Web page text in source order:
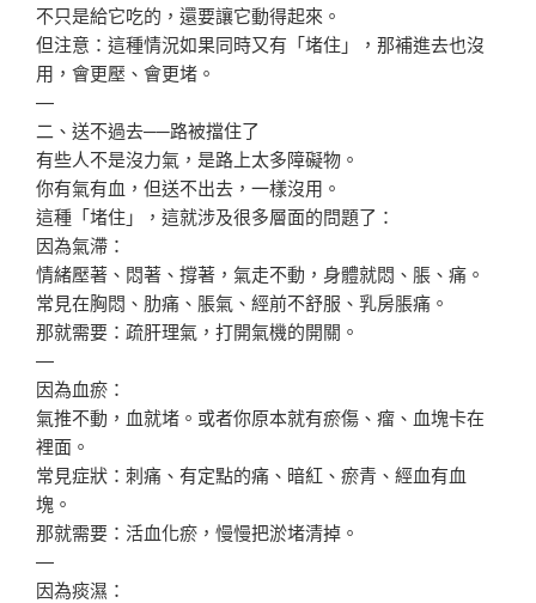
不只是給它吃的，還要讓它動得起來。
但注意：這種情況如果同時又有「堵住」，那補進去也沒
用，會更壓、會更堵。
—
二、送不過去──路被擋住了
有些人不是沒力氣，是路上太多障礙物。
你有氣有血，但送不出去，一樣沒用。
這種「堵住」，這就涉及很多層面的問題了：
因為氣滯：
情緒壓著、悶著、撐著，氣走不動，身體就悶、脹、痛。
常見在胸悶、肋痛、脹氣、經前不舒服、乳房脹痛。
那就需要：疏肝理氣，打開氣機的開關。
—
因為血瘀：
氣推不動，血就堵。或者你原本就有瘀傷、瘤、血塊卡在
裡面。
常見症狀：刺痛、有定點的痛、暗紅、瘀青、經血有血
塊。
那就需要：活血化瘀，慢慢把淤堵清掉。
—
因為痰濕：